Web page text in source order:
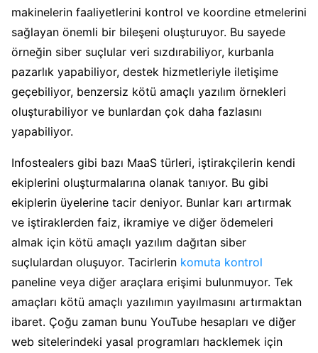
makinelerin faaliyetlerini kontrol ve koordine etmelerini
sağlayan önemli bir bileşeni oluşturuyor. Bu sayede
örneğin siber suçlular veri sızdırabiliyor, kurbanla
pazarlık yapabiliyor, destek hizmetleriyle iletişime
geçebiliyor, benzersiz kötü amaçlı yazılım örnekleri
oluşturabiliyor ve bunlardan çok daha fazlasını
yapabiliyor.
Infostealers gibi bazı MaaS türleri, iştirakçilerin kendi
ekiplerini oluşturmalarına olanak tanıyor. Bu gibi
ekiplerin üyelerine tacir deniyor. Bunlar karı artırmak
ve iştiraklerden faiz, ikramiye ve diğer ödemeleri
almak için kötü amaçlı yazılım dağıtan siber
suçlulardan oluşuyor. Tacirlerin komuta kontrol
paneline veya diğer araçlara erişimi bulunmuyor. Tek
amaçları kötü amaçlı yazılımın yayılmasını artırmaktan
ibaret. Çoğu zaman bunu YouTube hesapları ve diğer
web sitelerindeki yasal programları hacklemek için